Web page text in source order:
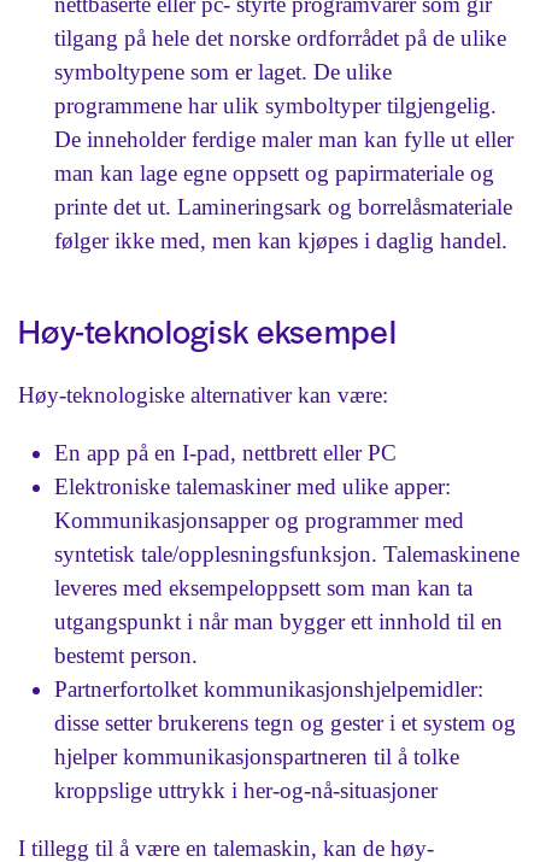
tilgang på hele det norske ordforrådet på de ulike
symboltypene som er laget. De ulike
programmene har ulik symboltyper tilgjengelig.
De inneholder ferdige maler man kan fylle ut eller
man kan lage egne oppsett og papirmateriale og
printe det ut. Lamineringsark og borrelåsmateriale
følger ikke med, men kan kjøpes i daglig handel.
Høy-teknologisk eksempel
Høy-teknologiske alternativer kan være:
En app på en I-pad, nettbrett eller PC
Elektroniske talemaskiner med ulike apper:
Kommunikasjonsapper og programmer med
syntetisk tale/opplesningsfunksjon. Talemaskinene
leveres med eksempeloppsett som man kan ta
utgangspunkt i når man bygger ett innhold til en
bestemt person.
Partnerfortolket kommunikasjonshjelpemidler:
disse setter brukerens tegn og gester i et system og
hjelper kommunikasjonspartneren til å tolke
kroppslige uttrykk i her-og-nå-situasjoner
I tillegg til å være en talemaskin, kan de høy-